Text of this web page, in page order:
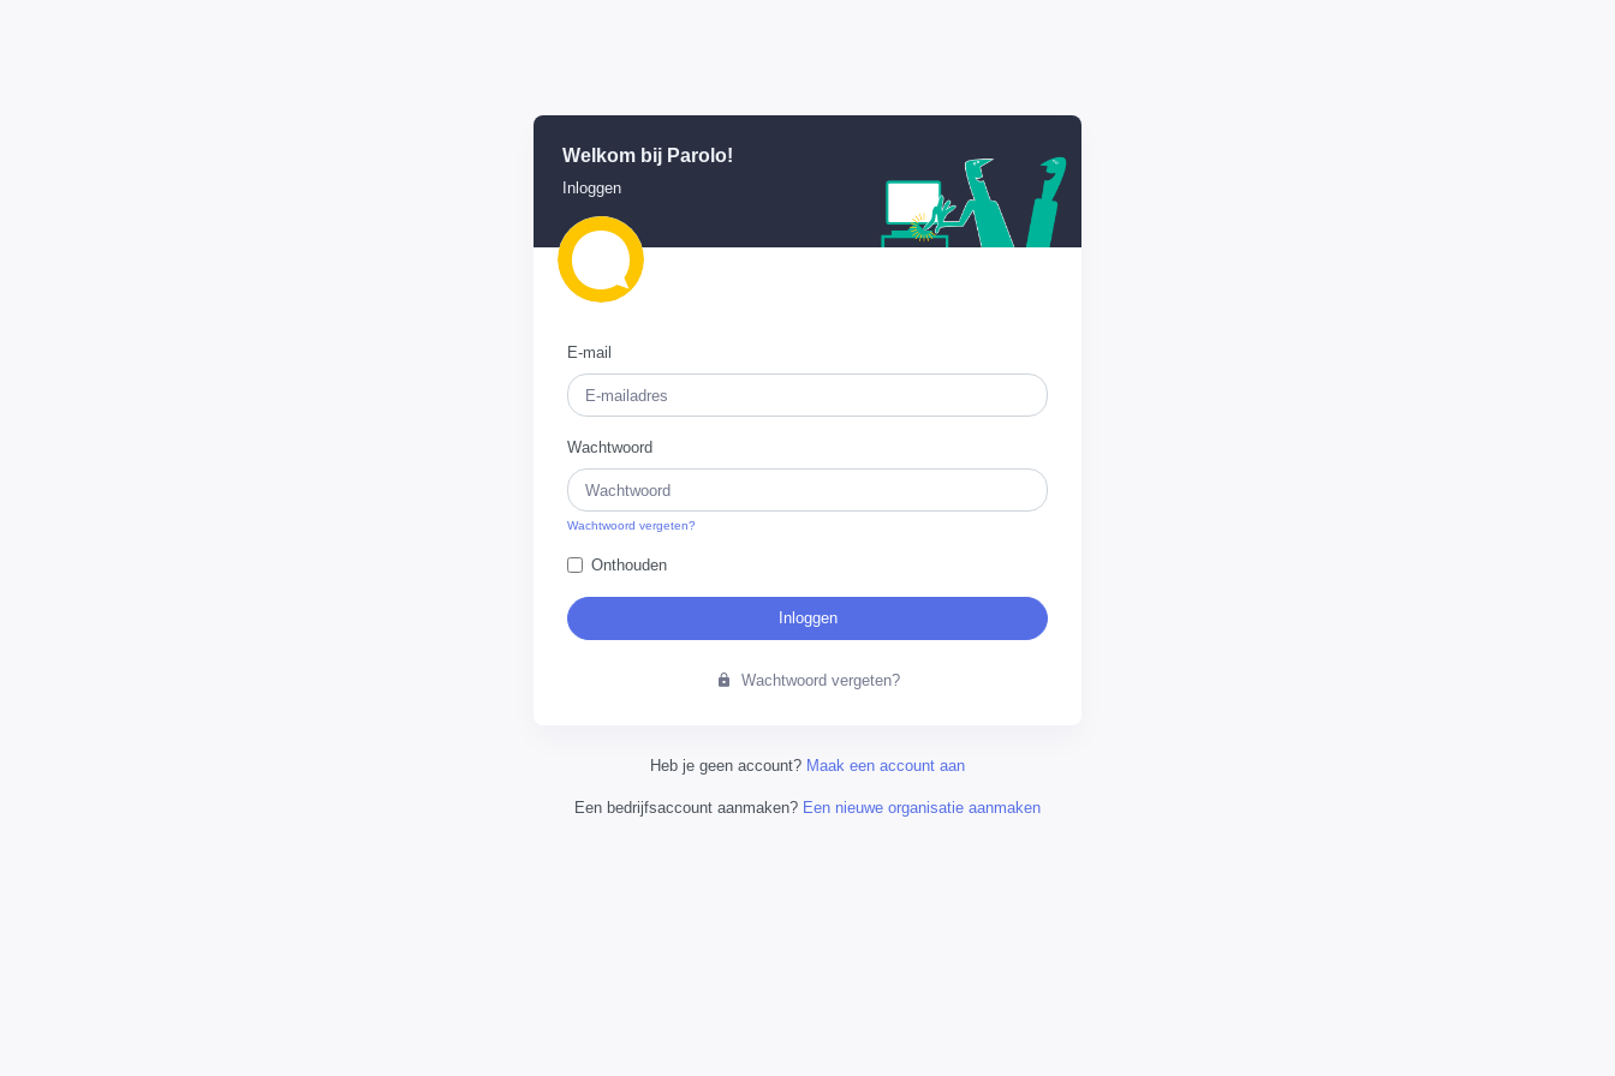
Welkom bij Parolo!
Inloggen
E-mail
Wachtwoord
Wachtwoord vergeten?
Onthouden
Inloggen
Wachtwoord vergeten?
Heb je geen account? Maak een account aan
Een bedrijfsaccount aanmaken? Een nieuwe organisatie aanmaken